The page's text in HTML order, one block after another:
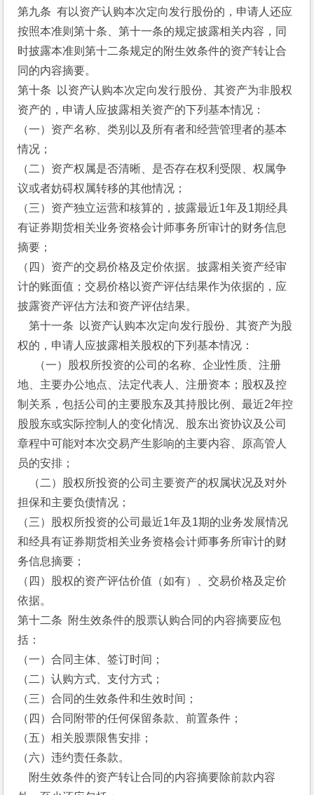
第九条  有以资产认购本次定向发行股份的，申请人还应
按照本准则第十条、第十一条的规定披露相关内容，同
时披露本准则第十二条规定的附生效条件的资产转让合
同的内容摘要。
第十条  以资产认购本次定向发行股份、其资产为非股权
资产的，申请人应披露相关资产的下列基本情况：
（一）资产名称、类别以及所有者和经营管理者的基本
情况；
（二）资产权属是否清晰、是否存在权利受限、权属争
议或者妨碍权属转移的其他情况；
（三）资产独立运营和核算的，披露最近1年及1期经具
有证券期货相关业务资格会计师事务所审计的财务信息
摘要；
（四）资产的交易价格及定价依据。披露相关资产经审
计的账面值；交易价格以资产评估结果作为依据的，应
披露资产评估方法和资产评估结果。
第十一条  以资产认购本次定向发行股份、其资产为股
权的，申请人应披露相关股权的下列基本情况：
（一）股权所投资的公司的名称、企业性质、注册
地、主要办公地点、法定代表人、注册资本；股权及控
制关系，包括公司的主要股东及其持股比例、最近2年控
股股东或实际控制人的变化情况、股东出资协议及公司
章程中可能对本次交易产生影响的主要内容、原高管人
员的安排；
（二）股权所投资的公司主要资产的权属状况及对外
担保和主要负债情况；
（三）股权所投资的公司最近1年及1期的业务发展情况
和经具有证券期货相关业务资格会计师事务所审计的财
务信息摘要；
（四）股权的资产评估价值（如有）、交易价格及定价
依据。
第十二条  附生效条件的股票认购合同的内容摘要应包
括：
（一）合同主体、签订时间；
（二）认购方式、支付方式；
（三）合同的生效条件和生效时间；
（四）合同附带的任何保留条款、前置条件；
（五）相关股票限售安排；
（六）违约责任条款。
附生效条件的资产转让合同的内容摘要除前款内容